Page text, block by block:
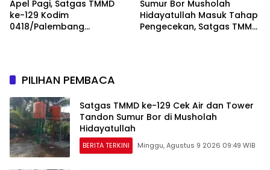
Apel Pagi, Satgas TMMD
ke-129 Kodim
0418/Palembang
Sumur Bor Musholah
Hidayatullah Masuk Tahap
Pengecekan, Satgas TMMD
PILIHAN PEMBACA
Satgas TMMD ke-129 Cek Air dan Tower
Tandon Sumur Bor di Musholah
Hidayatullah
BERITA TERKINI Minggu, Agustus 9 2026 09:49 WIB